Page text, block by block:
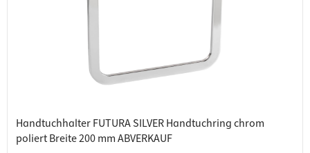
Handtuchhalter FUTURA SILVER Handtuchring chrom
poliert Breite 200 mm ABVERKAUF